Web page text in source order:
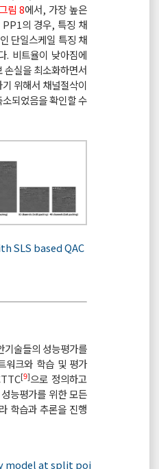
그림 8에서, 가장 높은
의 경우, 특징 채
단일스케일 특징 채
. 비트율이 낮아짐에
손실을 최소화하면서
위해서 채널절삭이
되었음을 확인할 수
SLS based QAC
기술들의 성능평가를
워크와 학습 및 평가
[9]으로 정의하고
능평가를 위한 모든
학습과 추론을 진행
model at split poi